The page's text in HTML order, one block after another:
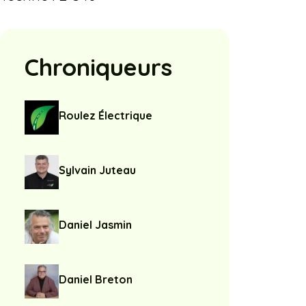
Chroniqueurs
Roulez Électrique
Sylvain Juteau
Daniel Jasmin
Daniel Breton